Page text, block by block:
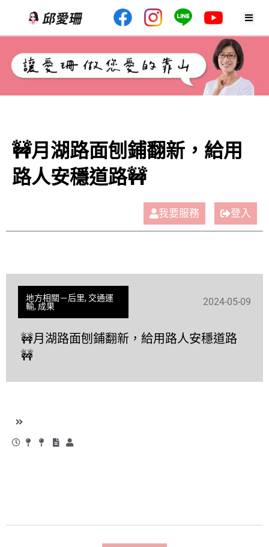
🚧月湖路面刨鋪翻新，給用
路人安穩道路🚧
我要服務 登入
地方相關－后里, 交通運
輸, 成果 2024-05-09
🚧月湖路面刨鋪翻新，給用路人安穩道路
🚧